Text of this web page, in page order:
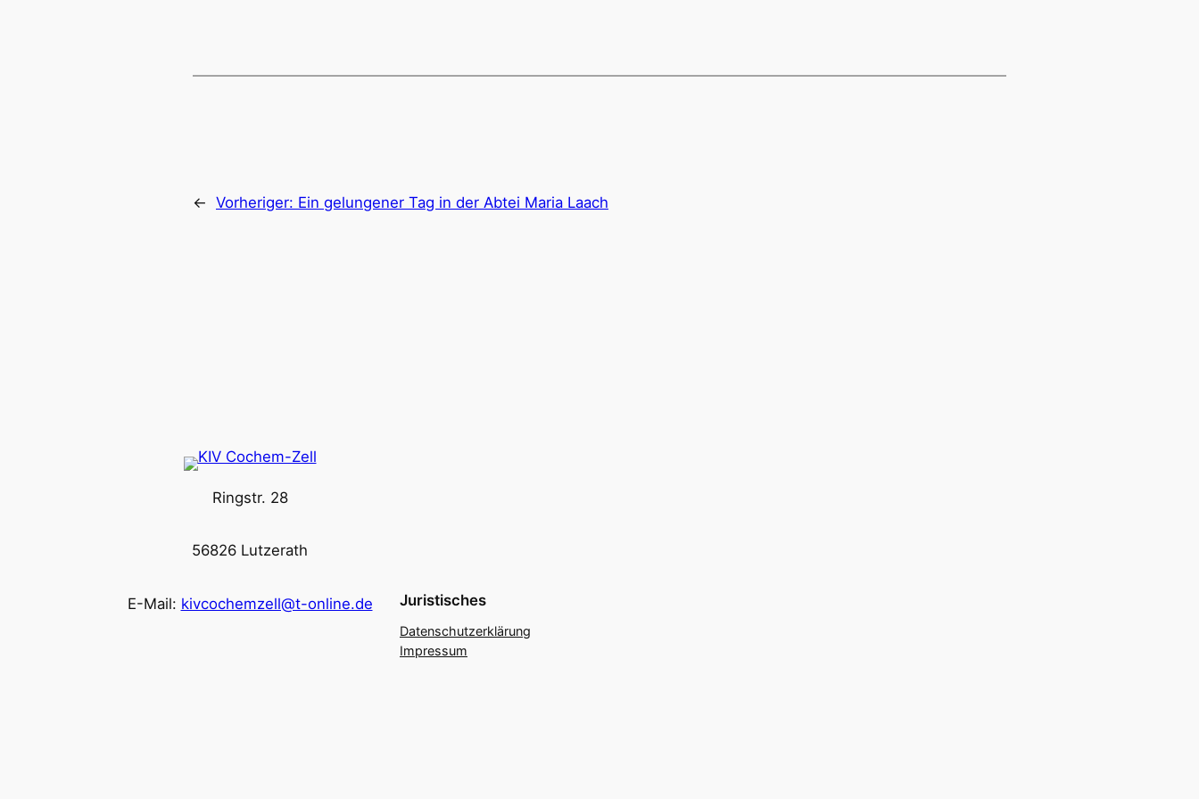
← Vorheriger: Ein gelungener Tag in der Abtei Maria Laach
Ringstr. 28
56826 Lutzerath
E-Mail: kivcochemzell@t-online.de Juristisches
Datenschutzerklärung
Impressum